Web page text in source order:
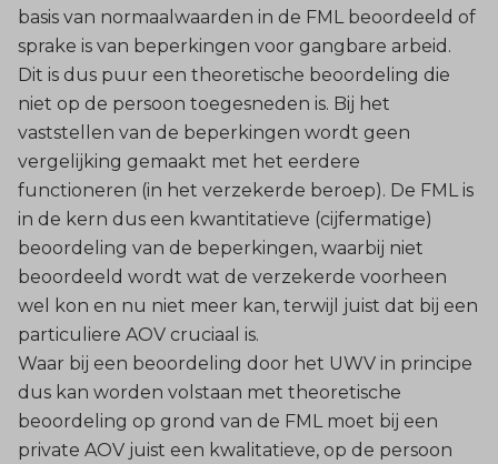
basis van normaalwaarden in de FML beoordeeld of
sprake is van beperkingen voor gangbare arbeid.
Dit is dus puur een theoretische beoordeling die
niet op de persoon toegesneden is. Bij het
vaststellen van de beperkingen wordt geen
vergelijking gemaakt met het eerdere
functioneren (in het verzekerde beroep). De FML is
in de kern dus een kwantitatieve (cijfermatige)
beoordeling van de beperkingen, waarbij niet
beoordeeld wordt wat de verzekerde voorheen
wel kon en nu niet meer kan, terwijl juist dat bij een
particuliere AOV cruciaal is.
Waar bij een beoordeling door het UWV in principe
dus kan worden volstaan met theoretische
beoordeling op grond van de FML moet bij een
private AOV juist een kwalitatieve, op de persoon